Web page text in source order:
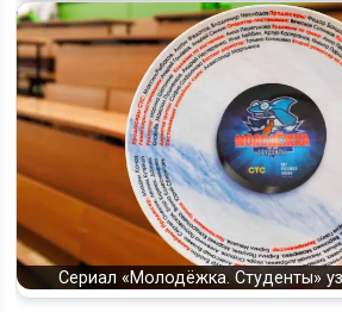
Сериал «Молодёжка. Студенты»